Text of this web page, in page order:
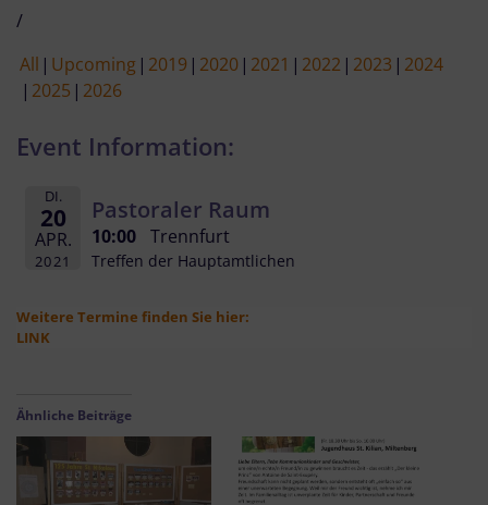
/
All Upcoming 2019 2020 2021 2022 2023 2024
2025 2026
Event Information:
DI.
20
APR.
2021
Pastoraler Raum
10:00 Trennfurt
Treffen der Hauptamtlichen
Weitere Termine finden Sie hier:
LINK
Ähnliche Beiträge